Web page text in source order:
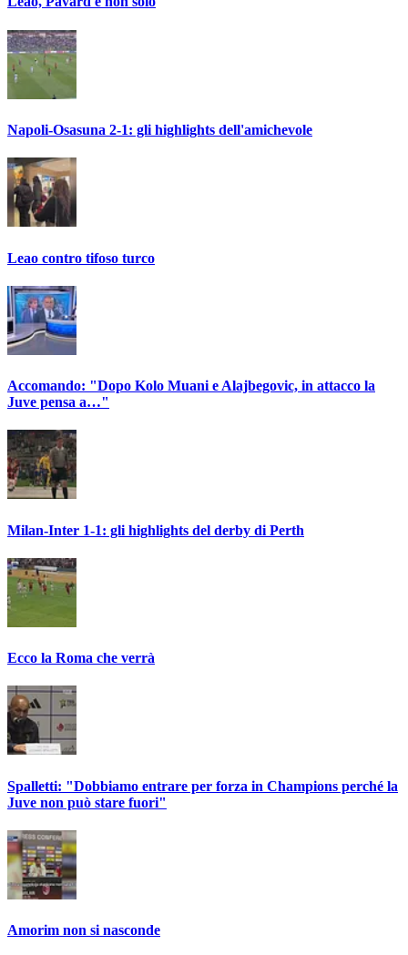
Napoli-Osasuna 2-1: gli highlights dell'amichevole
Leao contro tifoso turco
Accomando: "Dopo Kolo Muani e Alajbegovic, in attacco la
Juve pensa a…"
Milan-Inter 1-1: gli highlights del derby di Perth
Ecco la Roma che verrà
Spalletti: "Dobbiamo entrare per forza in Champions perché la
Juve non può stare fuori"
Amorim non si nasconde